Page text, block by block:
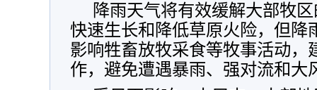
降雨天气将有效缓解大部牧
快速生长和降低草原火险，但降
影响牲畜放牧采食等牧事活动，
作，避免遭遇暴雨、强对流和大